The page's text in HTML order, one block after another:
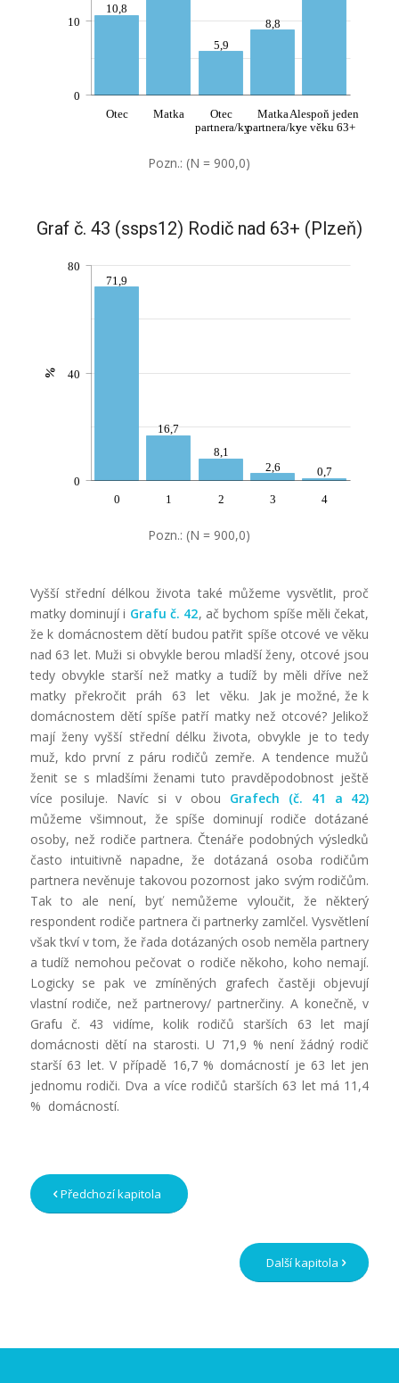
10,8
5,9
8,8
Otec Matka
Otec
partnera/ky
Matka
partnera/ky
Alespoň jeden
ve věku 63+
0
10
Pozn.: (N = 900,0)
Graf č. 43 (ssps12) Rodič nad 63+ (Plzeň)
71,9
16,7
8,1
2,6
0,7
0 1 2 3 4
0
40
80
%
Pozn.: (N = 900,0)
Vyšší střední délkou života také můžeme vysvětlit, proč
matky dominují i Grafu č. 42, ač bychom spíše měli čekat,
že k domácnostem dětí budou patřit spíše otcové ve věku
nad 63 let. Muži si obvykle berou mladší ženy, otcové jsou
tedy obvykle starší než matky a tudíž by měli dříve než
matky překročit práh 63 let věku. Jak je možné, že k
domácnostem dětí spíše patří matky než otcové? Jelikož
mají ženy vyšší střední délku života, obvykle je to tedy
muž, kdo první z páru rodičů zemře. A tendence mužů
ženit se s mladšími ženami tuto pravděpodobnost ještě
více posiluje. Navíc si v obou Grafech (č. 41 a 42)
můžeme všimnout, že spíše dominují rodiče dotázané
osoby, než rodiče partnera. Čtenáře podobných výsledků
často intuitivně napadne, že dotázaná osoba rodičům
partnera nevěnuje takovou pozornost jako svým rodičům.
Tak to ale není, byť nemůžeme vyloučit, že některý
respondent rodiče partnera či partnerky zamlčel. Vysvětlení
však tkví v tom, že řada dotázaných osob neměla partnery
a tudíž nemohou pečovat o rodiče někoho, koho nemají.
Logicky se pak ve zmíněných grafech častěji objevují
vlastní rodiče, než partnerovy/ partnerčiny. A konečně, v
Grafu č. 43 vidíme, kolik rodičů starších 63 let mají
domácnosti dětí na starosti. U 71,9 % není žádný rodič
starší 63 let. V případě 16,7 % domácností je 63 let jen
jednomu rodiči. Dva a více rodičů starších 63 let má 11,4
% domácností.
Předchozí kapitola
Další kapitola